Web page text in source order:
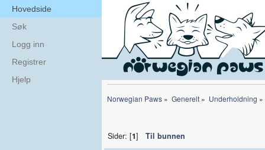
Hovedside
Søk
Logg inn
Registrer
Hjelp
Norwegian Paws » Generelt» Underholdning »
Sider: [1] Til bunnen